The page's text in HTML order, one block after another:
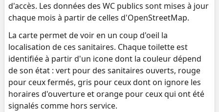
d'accès. Les données des WC publics sont mises à jour
chaque mois à partir de celles d'OpenStreetMap.
La carte permet de voir en un coup d'oeil la
localisation de ces sanitaires. Chaque toilette est
identifiée à partir d'un icone dont la couleur dépend
de son état : vert pour des sanitaires ouverts, rouge
pour ceux fermés, gris pour ceux dont on ignore les
horaires d'ouverture et orange pour ceux qui ont été
signalés comme hors service.